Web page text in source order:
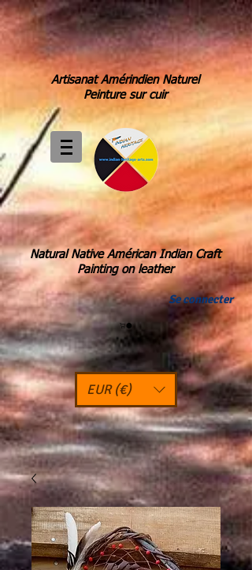
Artisanat Amérindien Naturel
Peinture sur cuir
Natural Native Américan Indian Craft
Painting on leather
Se connecter
EUR (€)